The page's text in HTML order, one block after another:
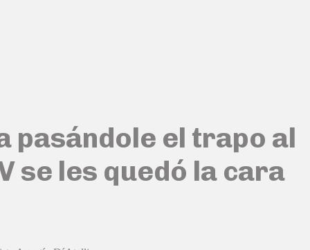
pasándole el trapo al
se les quedó la cara